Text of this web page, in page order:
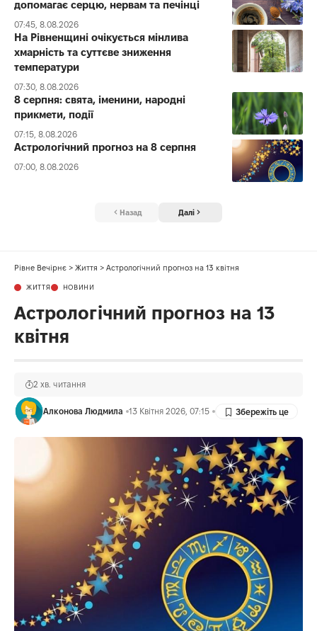
допомагає серцю, нервам та печінці
07:45, 8.08.2026
На Рівненщині очікується мінлива
хмарність та суттєве зниження
температури
07:30, 8.08.2026
8 серпня: свята, іменини, народні
прикмети, події
07:15, 8.08.2026
Астрологічний прогноз на 8 серпня
07:00, 8.08.2026
Назад Далі
Рівне Вечірнє > Життя > Астрологічний прогноз на 13 квітня
ЖИТТЯ НОВИНИ
Астрологічний прогноз на 13
квітня
Алконова Людмила 13 Квітня 2026, 07:15
2 хв. читання